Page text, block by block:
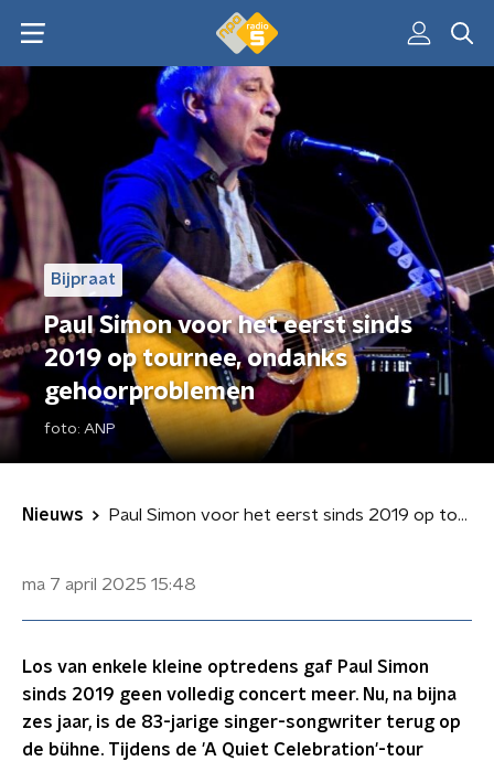
Bijpraat
Paul Simon voor het eerst sinds
2019 op tournee, ondanks
gehoorproblemen
foto: ANP
Nieuws Paul Simon voor het eerst sinds 2019 op tournee, ondanks gehoorproblemen
ma 7 april 2025 15:48
Los van enkele kleine optredens gaf Paul Simon
sinds 2019 geen volledig concert meer. Nu, na bijna
zes jaar, is de 83-jarige singer-songwriter terug op
de bühne. Tijdens de 'A Quiet Celebration'-tour